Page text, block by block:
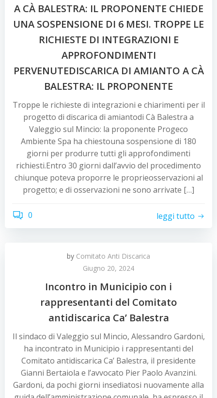
A CÀ BALESTRA: IL PROPONENTE CHIEDE
UNA SOSPENSIONE DI 6 MESI. TROPPE LE
RICHIESTE DI INTEGRAZIONI E
APPROFONDIMENTI
PERVENUTEDISCARICA DI AMIANTO A CÀ
BALESTRA: IL PROPONENTE
Troppe le richieste di integrazioni e chiarimenti per il
progetto di discarica di amiantodi Cà Balestra a
Valeggio sul Mincio: la proponente Progeco
Ambiente Spa ha chiestouna sospensione di 180
giorni per produrre tutti gli approfondimenti
richiesti.Entro 30 giorni dall’avvio del procedimento
chiunque poteva proporre le proprieosservazioni al
progetto; e di osservazioni ne sono arrivate […]
0 leggi tutto
by Comitato Anti Discarica
Giugno 20, 2024
Incontro in Municipio con i
rappresentanti del Comitato
antidiscarica Ca’ Balestra
Il sindaco di Valeggio sul Mincio, Alessandro Gardoni,
ha incontrato in Municipio i rappresentanti del
Comitato antidiscarica Ca’ Balestra, il presidente
Gianni Bertaiola e l’avvocato Pier Paolo Avanzini.
Gardoni, da pochi giorni insediatosi nuovamente alla